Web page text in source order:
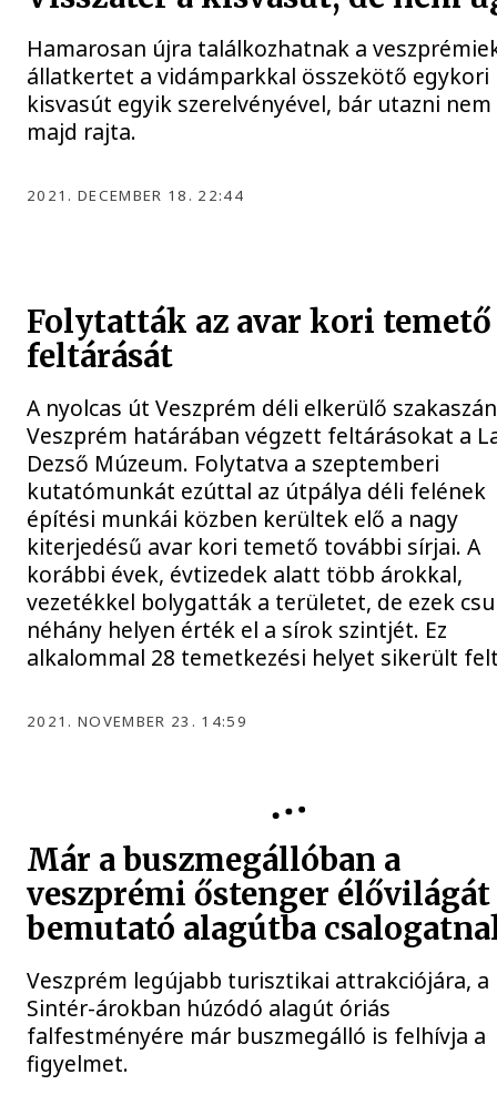
Hamarosan újra találkozhatnak a
állatkertet a vidámparkkal összekötő egykori
kisvasút egyik szerelvényével, bár utazni
majd rajta.
2021. DECEMBER 18. 22:44
Folytatták az avar kori temető
feltárását
A nyolcas út Veszprém déli elkerülő
Veszprém határában végzett feltárásokat a
Dezső Múzeum. Folytatva a szeptemberi
kutatómunkát ezúttal az útpálya déli felének
építési munkái közben kerültek elő a nagy
kiterjedésű avar kori temető további sírjai. A
korábbi évek, évtizedek alatt több árokkal,
vezetékkel bolygatták a területet, de ezek
néhány helyen érték el a sírok szintjét. Ez
alkalommal 28 temetkezési helyet sikerült
2021. NOVEMBER 23. 14:59
Már a buszmegállóban a
veszprémi őstenger élővilágát
bemutató alagútba
Veszprém legújabb turisztikai attrakciójára, a
Sintér-árokban húzódó alagút óriás
falfestményére már buszmegálló is felhívja a
figyelmet.